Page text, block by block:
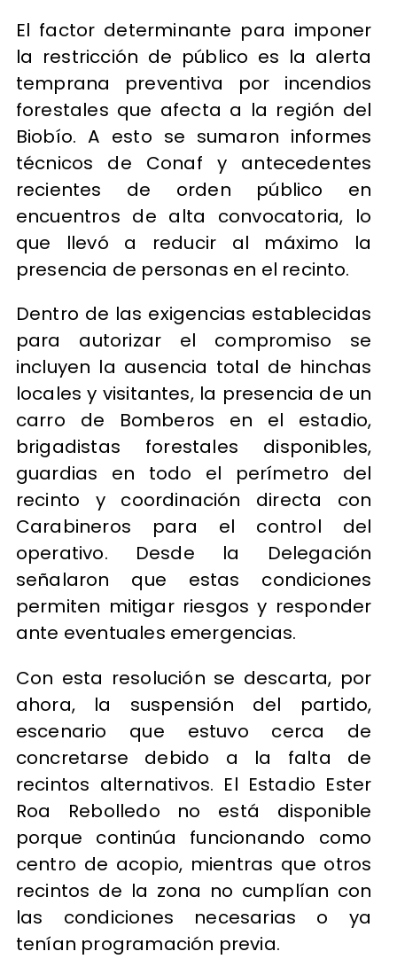
El factor determinante para imponer
la restricción de público es la alerta
temprana preventiva por incendios
forestales que afecta a la región del
Biobío. A esto se sumaron informes
técnicos de Conaf y antecedentes
recientes de orden público en
encuentros de alta convocatoria, lo
que llevó a reducir al máximo la
presencia de personas en el recinto.
Dentro de las exigencias establecidas
para autorizar el compromiso se
incluyen la ausencia total de hinchas
locales y visitantes, la presencia de un
carro de Bomberos en el estadio,
brigadistas forestales disponibles,
guardias en todo el perímetro del
recinto y coordinación directa con
Carabineros para el control del
operativo. Desde la Delegación
señalaron que estas condiciones
permiten mitigar riesgos y responder
ante eventuales emergencias.
Con esta resolución se descarta, por
ahora, la suspensión del partido,
escenario que estuvo cerca de
concretarse debido a la falta de
recintos alternativos. El Estadio Ester
Roa Rebolledo no está disponible
porque continúa funcionando como
centro de acopio, mientras que otros
recintos de la zona no cumplían con
las condiciones necesarias o ya
tenían programación previa.